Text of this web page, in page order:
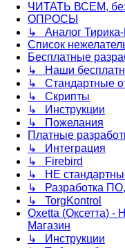
ЧИТАТЬ ВСЕМ,
ОПРОСЫ
↳ Аналог Тирика-
Список
Бесплатные
↳ Наши
↳ Стандартные
↳ Скрипты
↳ Инструкции
↳ Пожелания
Платные
↳ Интеграция
↳ Firebird
↳ НЕ
↳ Разработка ПО,
↳ TorgKontrol
Oxetta (Оксетта) -
Магазин
↳ Инструкции